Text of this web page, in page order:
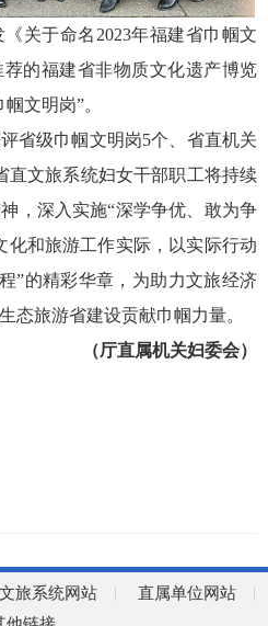
于命名2023年福建省巾帼文
的福建省非物质文化遗产博览
文明岗”。
级巾帼文明岗5个、省直机关
直文旅系统妇女干部职工将持续
，深入实施“深学争优、敢为争
化和旅游工作实际，以实际行动
”的精彩华章，为助力文旅经济
态旅游省建设贡献巾帼力量。
（厅直属机关妇委会）
旅系统网站
直属单位网站